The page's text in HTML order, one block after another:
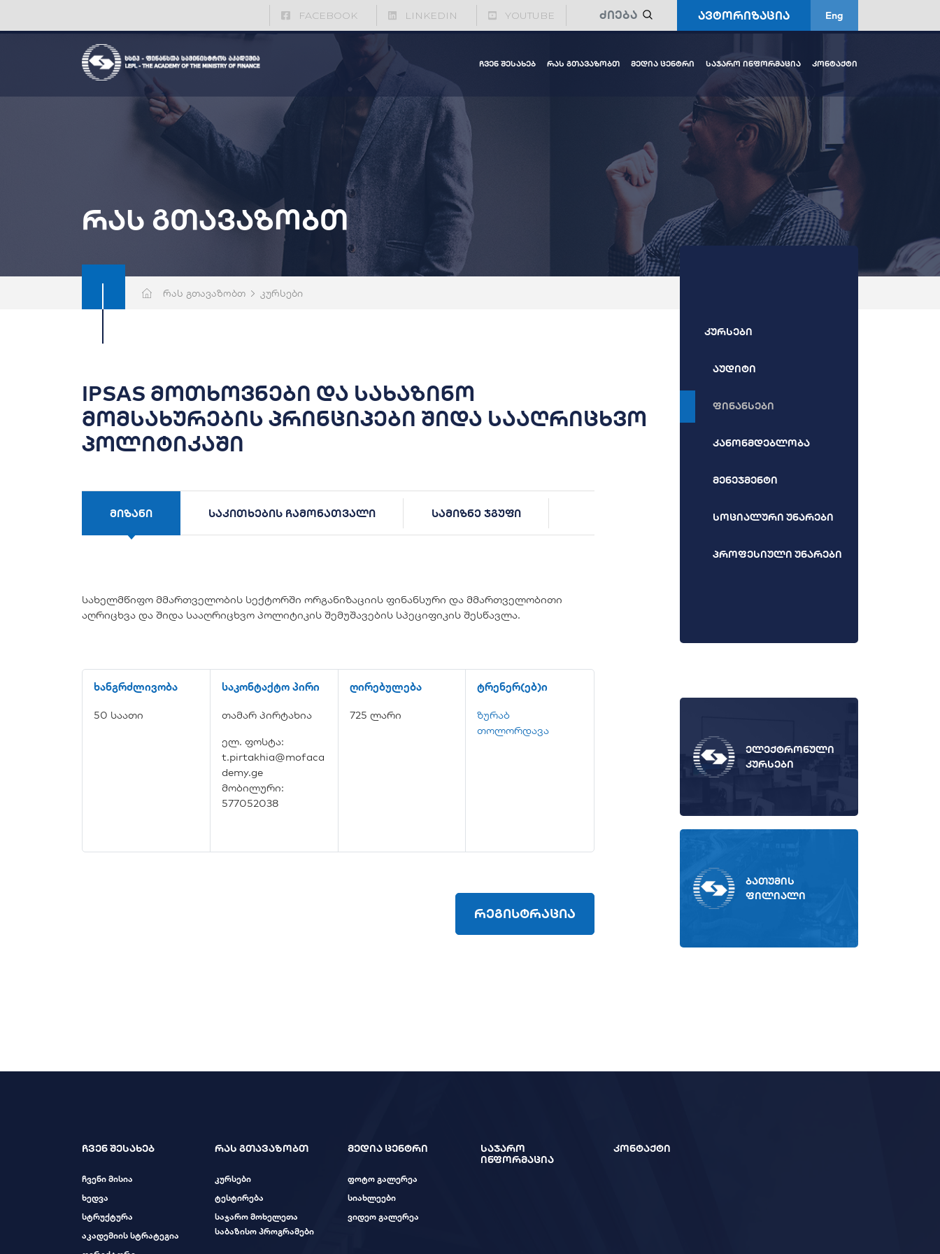
FACEBOOK LINKEDIN YOUTUBE ავტორიზაცია Eng
ჩვენ შესახებ რას გთავაზობთ მედია ცენტრი საჯარო ინფორმაცია კონტაქტი
რას გთავაზობთ
რას გთავაზობთ კურსები
IPSAS მოთხოვნები და სახაზინო
მომსახურების პრინციპები შიდა სააღრიცხვო
პოლიტიკაში
მიზანი საკითხების ჩამონათვალი სამიზნე ჯგუფი
სახელმწიფო მმართველობის სექტორში ორგანიზაციის ფინანსური და მმართველობითი
აღრიცხვა და შიდა სააღრიცხვო პოლიტიკის შემუშავების სპეციფიკის შესწავლა.
ხანგრძლივობა
50 საათი
საკონტაქტო პირი
თამარ პირტახია
ელ. ფოსტა:
t.pirtakhia@mofaca
demy.ge
მობილური:
577052038
ღირებულება
725 ლარი
ტრენერ(ებ)ი
ზურაბ
თოლორდავა
რეგისტრაცია
კურსები
აუდიტი
ფინანსები
კანონმდებლობა
მენეჯმენტი
სოციალური უნარები
პროფესიული უნარები
ელექტრონული
კურსები
ბათუმის
ფილიალი
ჩვენ შესახებ
ჩვენი მისია
ხედვა
სტრუქტურა
აკადემიის სტრატეგია
რას გთავაზობთ
კურსები
ტესტირება
საჯარო მოხელეთა
საბაზისო პროგრამები
მედია ცენტრი
ფოტო გალერეა
სიახლეები
ვიდეო გალერეა
საჯარო
ინფორმაცია
კონტაქტი